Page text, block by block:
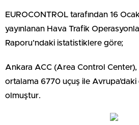
EUROCONTROL tarafından 16
yayınlanan Hava Trafik
Raporu’ndaki istatistiklere göre;
Ankara ACC (Area Control Center),
ortalama 6770 uçuş ile
olmuştur.